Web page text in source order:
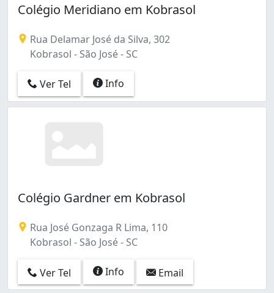
Colégio Meridiano em Kobrasol
Rua Delamar José da Silva, 302
Kobrasol - São José - SC
Ver Tel Info
Colégio Gardner em Kobrasol
Rua José Gonzaga R Lima, 110
Kobrasol - São José - SC
Ver Tel Info Email